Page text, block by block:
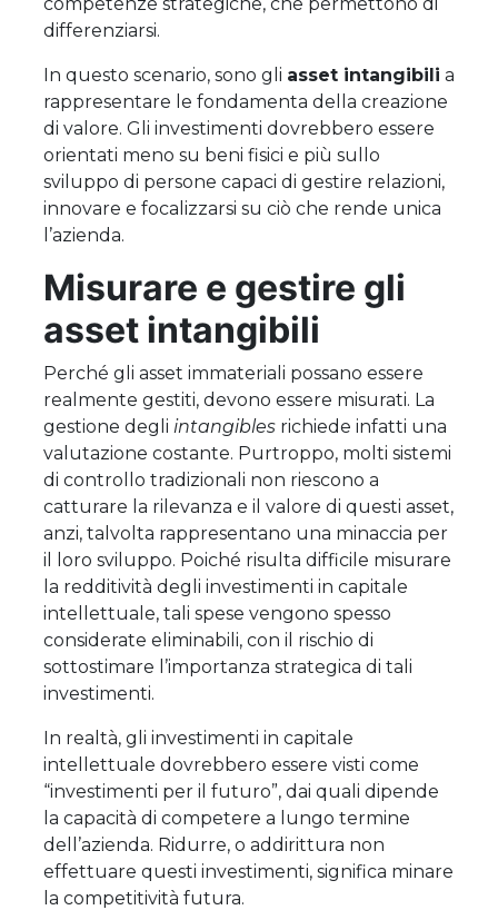
differenziarsi.
In questo scenario, sono gli asset intangibili a
rappresentare le fondamenta della creazione
di valore. Gli investimenti dovrebbero essere
orientati meno su beni fisici e più sullo
sviluppo di persone capaci di gestire relazioni,
innovare e focalizzarsi su ciò che rende unica
l’azienda.
Misurare e gestire gli
asset intangibili
Perché gli asset immateriali possano essere
realmente gestiti, devono essere misurati. La
gestione degli intangibles richiede infatti una
valutazione costante. Purtroppo, molti sistemi
di controllo tradizionali non riescono a
catturare la rilevanza e il valore di questi asset,
anzi, talvolta rappresentano una minaccia per
il loro sviluppo. Poiché risulta difficile misurare
la redditività degli investimenti in capitale
intellettuale, tali spese vengono spesso
considerate eliminabili, con il rischio di
sottostimare l’importanza strategica di tali
investimenti.
In realtà, gli investimenti in capitale
intellettuale dovrebbero essere visti come
“investimenti per il futuro”, dai quali dipende
la capacità di competere a lungo termine
dell’azienda. Ridurre, o addirittura non
effettuare questi investimenti, significa minare
la competitività futura.